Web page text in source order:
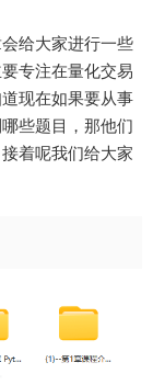
给大家进行一些
专注在量化交易
现在如果要从事
些题目，那他们
着呢我们给大家